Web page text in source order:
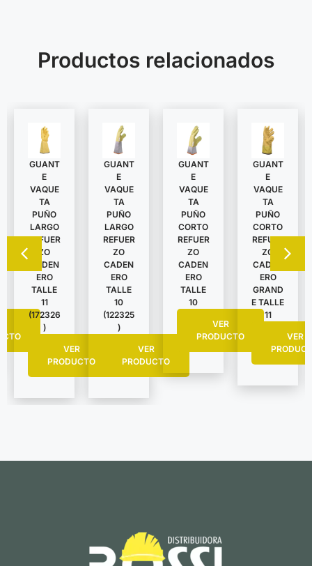
Productos relacionados
GUANT
E
VAQUE
TA
PUÑO
LARGO
REFUER
ZO
CADEN
ERO
TALLE
11
(172326
)
VER
PRODUCTO
GUANT
E
VAQUE
TA
PUÑO
LARGO
REFUER
ZO
CADEN
ERO
TALLE
10
(122325
)
VER
PRODUCTO
GUANT
E
VAQUE
TA
PUÑO
CORTO
REFUER
ZO
CADEN
ERO
TALLE
10
VER
PRODUCTO
GUANT
E
VAQUE
TA
PUÑO
CORTO
REFUER
ZO
CADEN
ERO
GRAND
E TALLE
11
VER